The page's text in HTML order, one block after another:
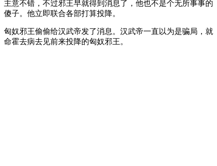
主意不错，不过邪王早就得到消息了，他也不是个无所事事的
傻子。他立即联合各部打算投降。
匈奴邪王偷偷给汉武帝发了消息。汉武帝一直以为是骗局，就
命霍去病去见前来投降的匈奴邪王。